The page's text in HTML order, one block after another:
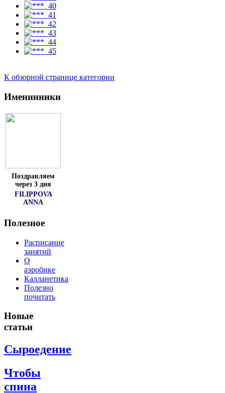
К обзорной странице категории
Именинники
Поздравляем
через 3 дня
FILIPPOVA
ANNA
Полезное
Расписание
занятий
О
аэробике
Калланетика
Полезно
почитать
Новые
статьи
Сыроедение
Чтобы
спина